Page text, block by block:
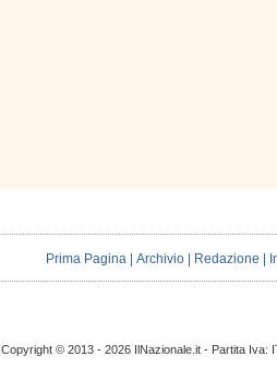
Prima Pagina |Archivio | Redazione |
Copyright © 2013 - 2026 IlNazionale.it - Partita Iva: